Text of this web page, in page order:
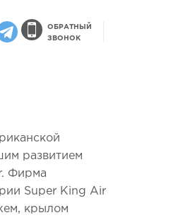
ОБРАТНЫЙ
ЗВОНОК
развитием
Фирма
Super King Air
крылом